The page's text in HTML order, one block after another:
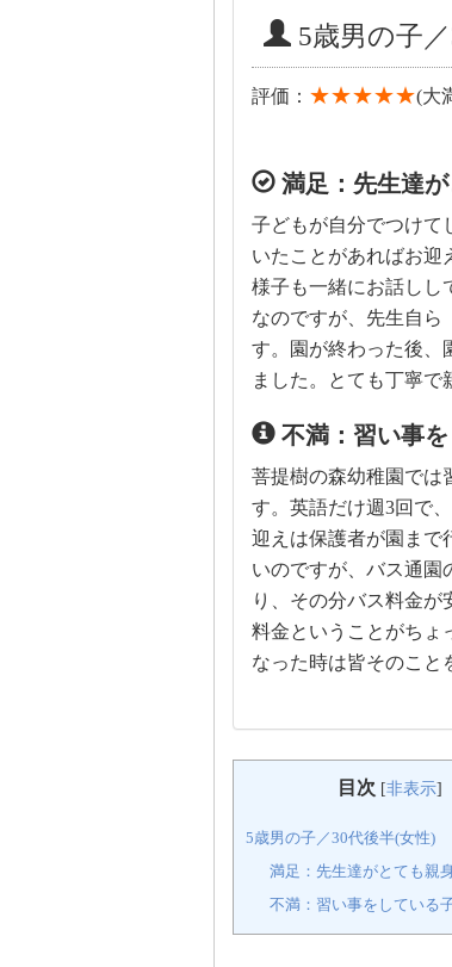
5歳男の子
評価： ★★★★★(大
満足：先生達
子どもが自分でつけて
いたことがあればお迎
様子も一緒にお話しし
なのですが、先生自ら
す。園が終わった後、
ました。とても丁寧で
不満：習い事
菩提樹の森幼稚園では
す。英語だけ週3回で
迎えは保護者が園まで
いのですが、バス通園
り、その分バス料金
料金ということがちょ
なった時は皆そのこと
目次 [非表示]
5歳男の子／30代後半(女性)
満足：先生達がとても親
不満：習い事をしている